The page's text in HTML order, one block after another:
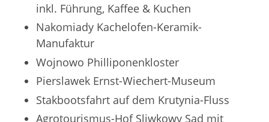
inkl. Führung, Kaffee & Kuchen
Nakomiady Kachelofen-Keramik-
Manufaktur
Wojnowo Philliponenkloster
Pierslawek Ernst-Wiechert-Museum
Stakbootsfahrt auf dem Krutynia-Fluss
Agrotourismus-Hof Sliwkowy Sad mit